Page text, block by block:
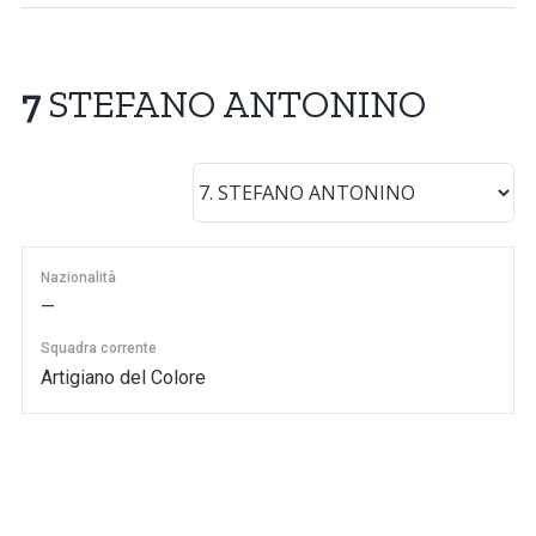
7STEFANO ANTONINO
Nazionalità
—
Squadra corrente
Artigiano del Colore